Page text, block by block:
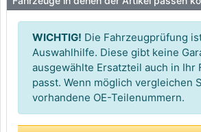
WICHTIG! Die Fahrzeugprüfung
Auswahlhilfe. Diese gibt keine
ausgewählte Ersatzteil auch in Ihr
passt. Wenn möglich vergleichen
vorhandene OE-Teilenummern.